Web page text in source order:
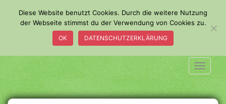
o
m
a
i
Diese Website benutzt Cookies. Durch die weitere Nutzung
der Webseite stimmst du der Verwendung von Cookies zu.
OK DATENSCHUTZERKLÄRUNG